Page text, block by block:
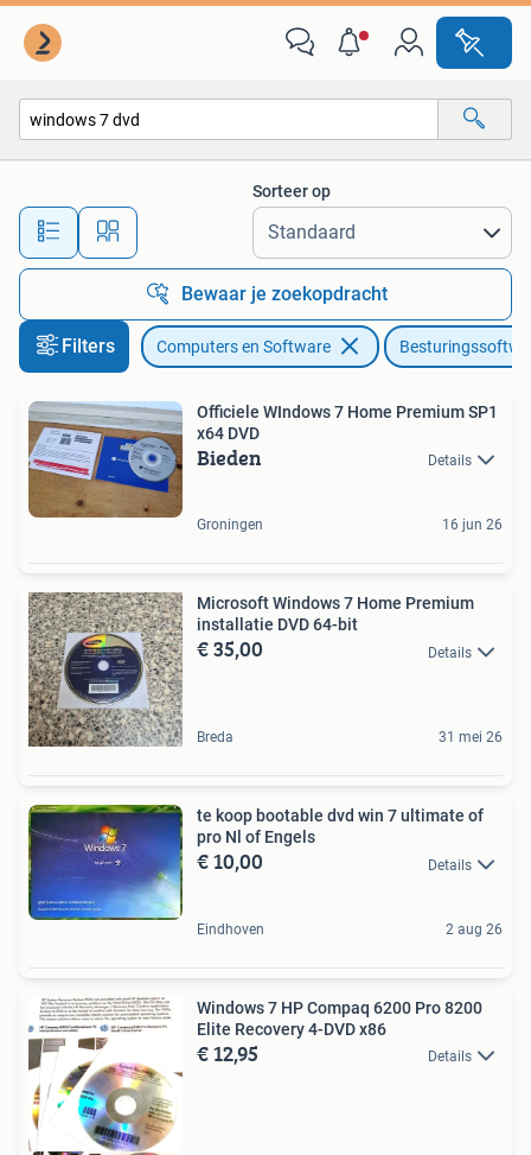
Alle afstanden…
Sorteer op
Bewaar je zoekopdracht
Filters Computers en Software
Officiele WIndows 7 Home Premium SP1
x64 DVD
Bieden Details
Groningen 16 jun 26
Microsoft Windows 7 Home Premium
installatie DVD 64-bit
€ 35,00 Details
Breda 31 mei 26
te koop bootable dvd win 7 ultimate of
pro Nl of Engels
€ 10,00 Details
Eindhoven 2 aug 26
Windows 7 HP Compaq 6200 Pro 8200
Elite Recovery 4-DVD x86
€ 12,95 Details